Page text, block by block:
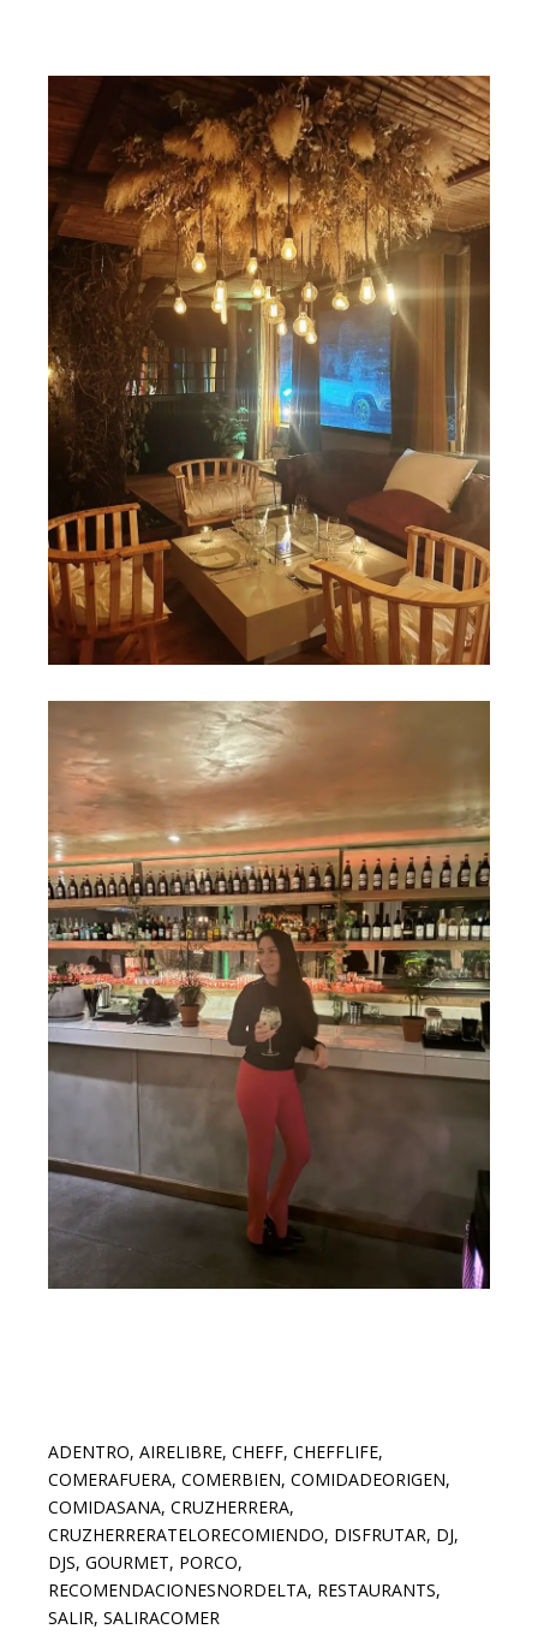
ADENTRO,AIRELIBRE,CHEFF,CHEFFLIFE,
COMERAFUERA,COMERBIEN,COMIDADEORIGEN,
COMIDASANA,CRUZHERRERA,
CRUZHERRERATELORECOMIENDO, DISFRUTAR, DJ,
DJS,GOURMET, PORCO,
RECOMENDACIONESNORDELTA, RESTAURANTS,
SALIR,SALIRACOMER